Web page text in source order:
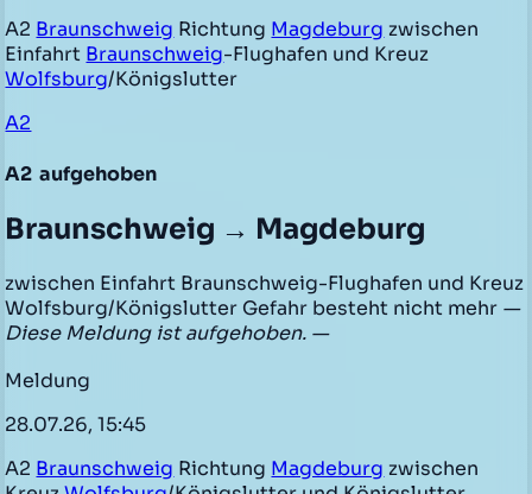
A2 Braunschweig Richtung Magdeburg zwischen
Einfahrt Braunschweig-Flughafen und Kreuz
Wolfsburg/Königslutter
A2
A2 aufgehoben
Braunschweig → Magdeburg
zwischen Einfahrt Braunschweig-Flughafen und Kreuz
Wolfsburg/Königslutter Gefahr besteht nicht mehr —
Diese Meldung ist aufgehoben. —
Meldung
28.07.26, 15:45
A2 Braunschweig Richtung Magdeburg zwischen